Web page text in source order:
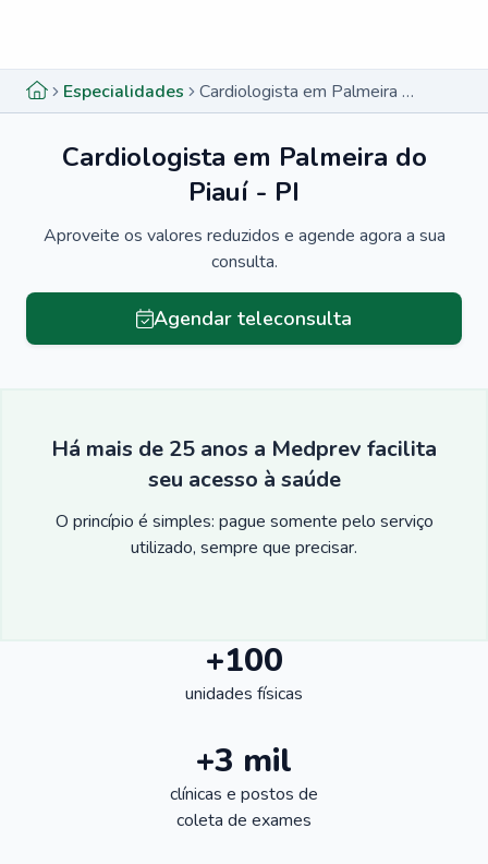
Especialidades Cardiologista em Palmeira do Piauí - PI
Cardiologista em Palmeira do
Piauí - PI
Aproveite os valores reduzidos e agende agora a sua
consulta.
Agendar teleconsulta
Há mais de 25 anos a Medprev facilita
seu acesso à saúde
O princípio é simples: pague somente pelo serviço
utilizado, sempre que precisar.
+100
unidades físicas
+3 mil
clínicas e postos de
coleta de exames